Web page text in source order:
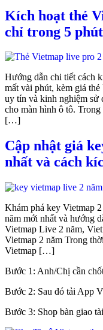
Kích hoạt thẻ
chỉ trong 5 phút
Hướng dẫn chi tiết cách
mất vài phút, kèm giá
uy tín và kinh nghiệm sử
cho màn hình ô tô.
[…]
Cập nhật giá
nhất và cách
Khám phá key Vietmap
năm mới nhất và hướng
Vietmap Live 2 năm,
Vietmap 2 năm Trong
Vietmap […]
Bước 1: Anh/Chị cần
Bước 2: Sau đó tải App
Bước 3: Shop bàn giao